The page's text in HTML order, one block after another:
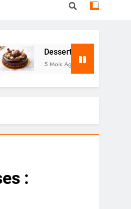
de Pâques au chocolat :
Mois Ago
: